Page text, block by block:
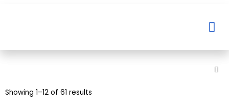
Showing 1–12 of 61 results